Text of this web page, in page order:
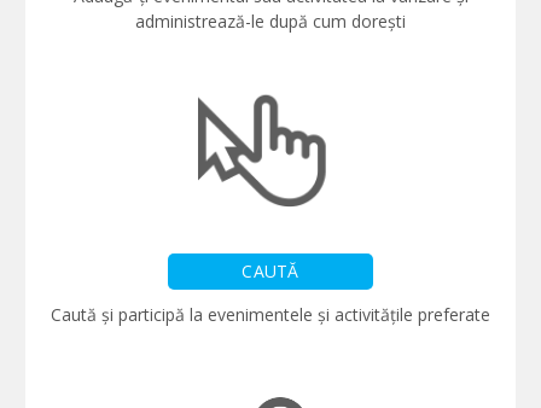
administrează-le după cum dorești
CAUTĂ
Caută și participă la evenimentele și activitățile preferate